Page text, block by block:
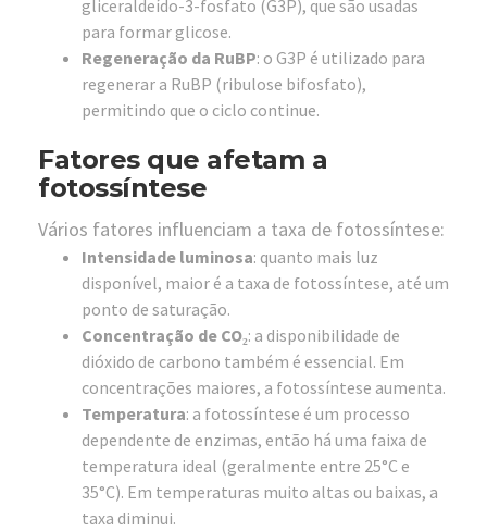
gliceraldeído-3-fosfato (G3P), que são usadas
para formar glicose.
Regeneração da RuBP: o G3P é utilizado para
regenerar a RuBP (ribulose bifosfato),
permitindo que o ciclo continue.
Fatores que afetam a
fotossíntese
Vários fatores influenciam a taxa de fotossíntese:
Intensidade luminosa: quanto mais luz
disponível, maior é a taxa de fotossíntese, até um
ponto de saturação.
Concentração de CO₂: a disponibilidade de
dióxido de carbono também é essencial. Em
concentrações maiores, a fotossíntese aumenta.
Temperatura: a fotossíntese é um processo
dependente de enzimas, então há uma faixa de
temperatura ideal (geralmente entre 25°C e
35°C). Em temperaturas muito altas ou baixas, a
taxa diminui.